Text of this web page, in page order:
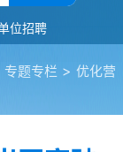
位招聘
专题专栏 > 优化营